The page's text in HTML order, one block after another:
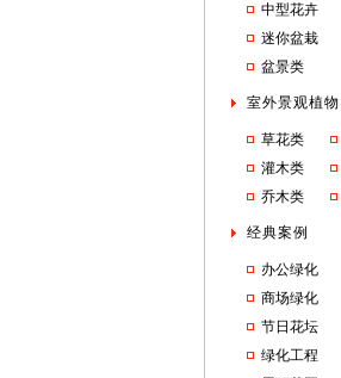
中型花卉
迷你盆栽
盆景类
室外景观植物
草花类
灌木类
乔木类
经典案例
办公绿化
商场绿化
节日花坛
绿化工程